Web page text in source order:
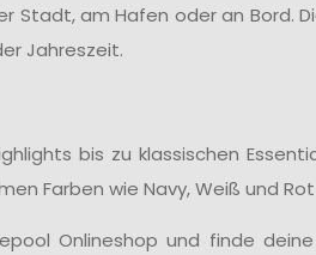
Stadt, am Hafen oder an Bord.
Jahreszeit.
bis zu klassischen
Farben wie Navy, Weiß und
Onlineshop und finde